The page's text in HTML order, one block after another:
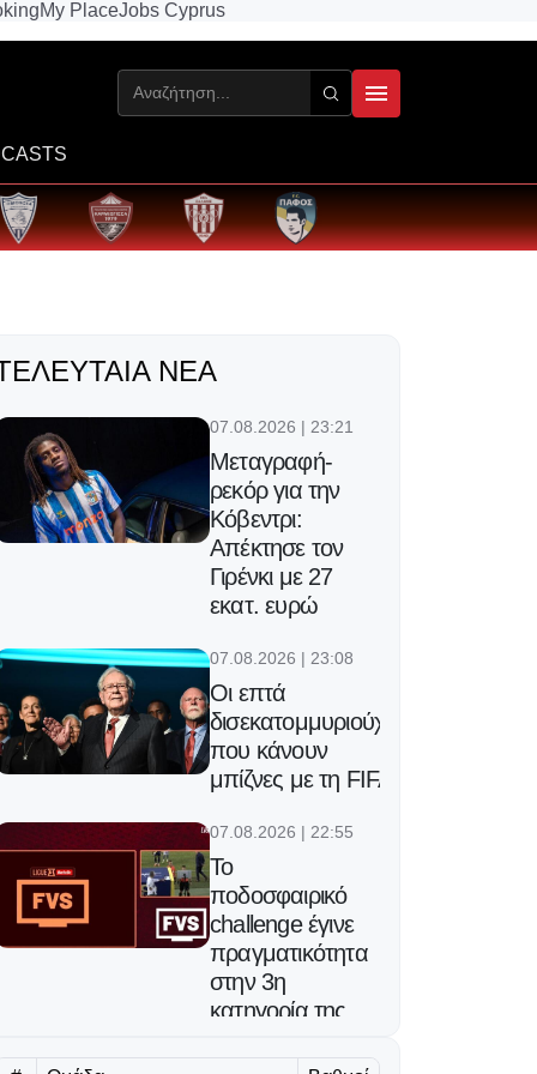
My PlaceJobs Cyprus
ΝΈΑ
07.08.2026 | 23:21
Μεταγραφή-
ρεκόρ για την
Κόβεντρι:
Απέκτησε τον
Γιρένκι με 27
εκατ. ευρώ
07.08.2026 | 23:08
Οι επτά
δισεκατομμυριούχοι
που κάνουν
μπίζνες με τη FIFA
07.08.2026 | 22:55
Το
ποδοσφαιρικό
challenge έγινε
πραγματικότητα
στην 3η
κατηγορία της